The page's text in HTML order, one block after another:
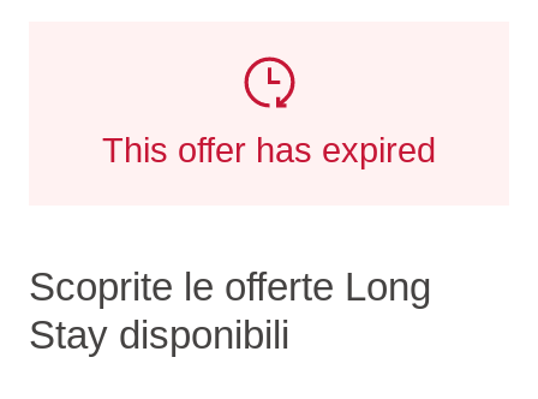
This offer has expired
Scoprite le offerte Long
Stay disponibili